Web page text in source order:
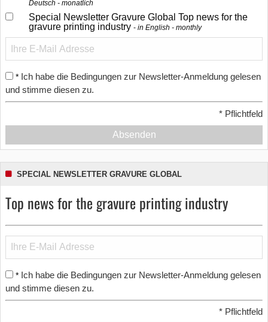
Deutsch - monatlich
Special Newsletter Gravure Global Top news for the
gravure printing industry
in English - monthly
* Ich habe die Bedingungen zur Newsletter-Anmeldung gelesen
und stimme diesen zu.
* Pflichtfeld
Absenden
SPECIAL NEWSLETTER GRAVURE GLOBAL
Top news for the gravure printing industry
* Ich habe die Bedingungen zur Newsletter-Anmeldung gelesen
und stimme diesen zu.
* Pflichtfeld